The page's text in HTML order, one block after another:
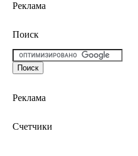
Реклама
Поиск
Реклама
Счетчики